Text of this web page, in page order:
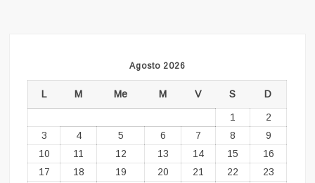
Agosto 2026
L M Me M V S D
1
2
3
4 5 6 7 8
9
10
11 12 13 14 15
16
17
18 19 20 21 22
23